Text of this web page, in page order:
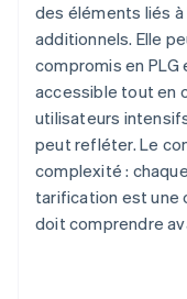
des éléments liés à
additionnels. Elle
compromis en PLG
accessible tout en
utilisateurs
peut refléter. Le
complexité :
tarification est une
doit comprendre